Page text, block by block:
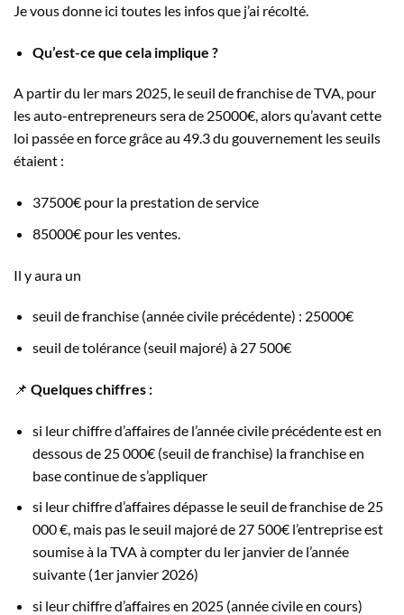
Je vous donne ici toutes les infos que j’ai récolté.
Qu’est-ce que cela implique ?
A partir du ler mars 2025, le seuil de franchise de TVA, pour
les auto-entrepreneurs sera de 25000€, alors qu’avant cette
loi passée en force grâce au 49.3 du gouvernement les seuils
étaient :
37500€ pour la prestation de service
85000€ pour les ventes.
Il y aura un
seuil de franchise (année civile précédente) : 25000€
seuil de tolérance (seuil majoré) à 27 500€
📌 Quelques chiffres :
si leur chiffre d’affaires de l’année civile précédente est en
dessous de 25 000€ (seuil de franchise) la franchise en
base continue de s’appliquer
si leur chiffre d’affaires dépasse le seuil de franchise de 25
000 €, mais pas le seuil majoré de 27 500€ l’entreprise est
soumise à la TVA à compter du ler janvier de l’année
suivante (1er janvier 2026)
si leur chiffre d’affaires en 2025 (année civile en cours)